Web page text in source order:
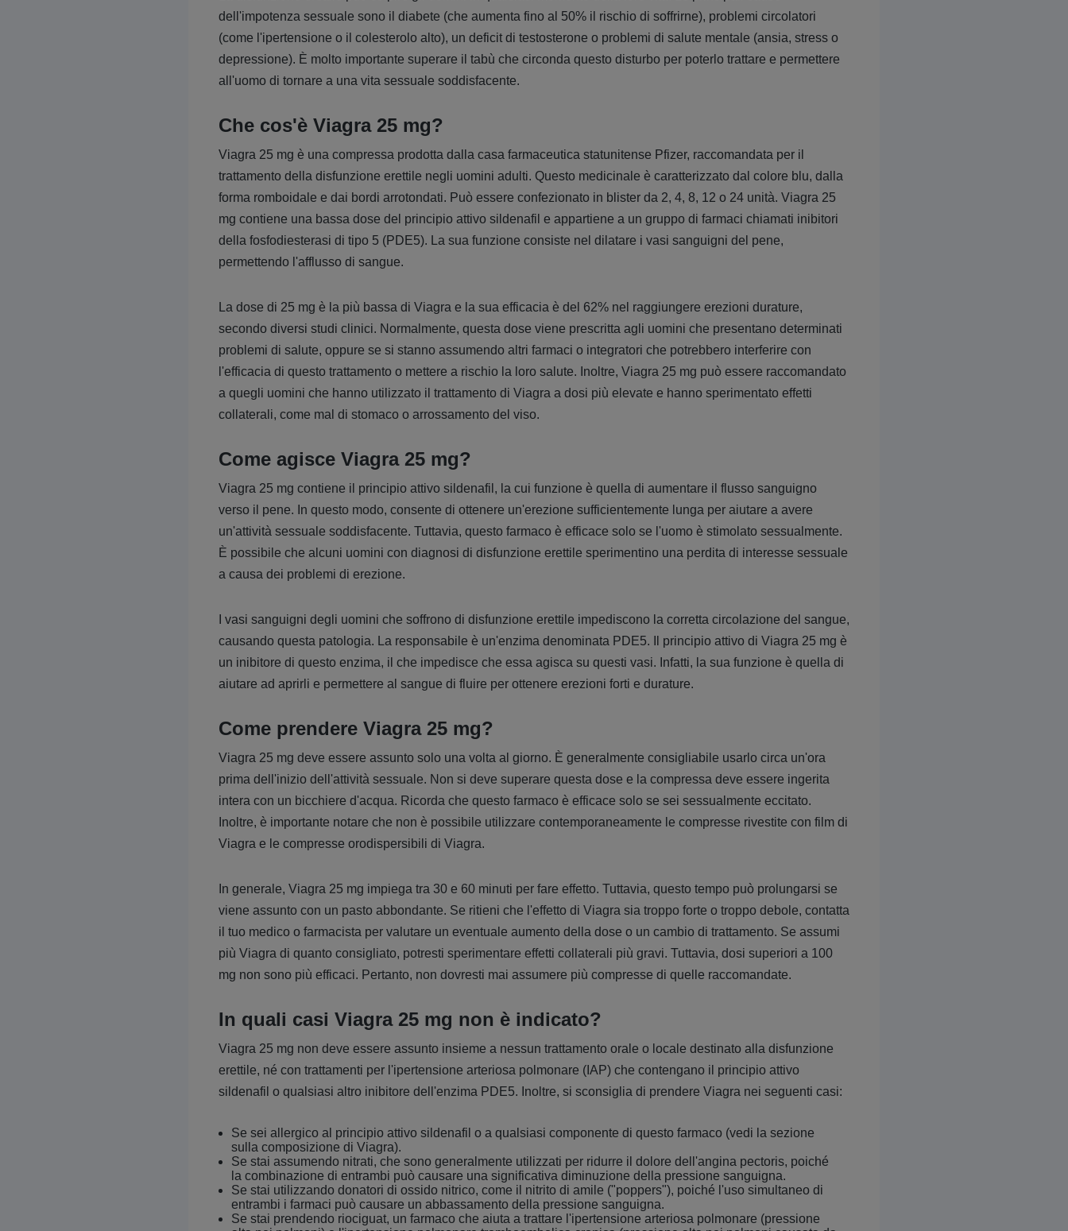
dell'impotenza sessuale sono il diabete (che aumenta fino al 50% il rischio di soffrirne), problemi circolatori
(come l'ipertensione o il colesterolo alto), un deficit di testosterone o problemi di salute mentale (ansia, stress o
depressione). È molto importante superare il tabù che circonda questo disturbo per poterlo trattare e permettere
all'uomo di tornare a una vita sessuale soddisfacente.
Che cos'è Viagra 25 mg?
Viagra 25 mg è una compressa prodotta dalla casa farmaceutica statunitense Pfizer, raccomandata per il
trattamento della disfunzione erettile negli uomini adulti. Questo medicinale è caratterizzato dal colore blu, dalla
forma romboidale e dai bordi arrotondati. Può essere confezionato in blister da 2, 4, 8, 12 o 24 unità. Viagra 25
mg contiene una bassa dose del principio attivo sildenafil e appartiene a un gruppo di farmaci chiamati inibitori
della fosfodiesterasi di tipo 5 (PDE5). La sua funzione consiste nel dilatare i vasi sanguigni del pene,
permettendo l'afflusso di sangue.
La dose di 25 mg è la più bassa di Viagra e la sua efficacia è del 62% nel raggiungere erezioni durature,
secondo diversi studi clinici. Normalmente, questa dose viene prescritta agli uomini che presentano determinati
problemi di salute, oppure se si stanno assumendo altri farmaci o integratori che potrebbero interferire con
l'efficacia di questo trattamento o mettere a rischio la loro salute. Inoltre, Viagra 25 mg può essere raccomandato
a quegli uomini che hanno utilizzato il trattamento di Viagra a dosi più elevate e hanno sperimentato effetti
collaterali, come mal di stomaco o arrossamento del viso.
Come agisce Viagra 25 mg?
Viagra 25 mg contiene il principio attivo sildenafil, la cui funzione è quella di aumentare il flusso sanguigno
verso il pene. In questo modo, consente di ottenere un'erezione sufficientemente lunga per aiutare a avere
un'attività sessuale soddisfacente. Tuttavia, questo farmaco è efficace solo se l'uomo è stimolato sessualmente.
È possibile che alcuni uomini con diagnosi di disfunzione erettile sperimentino una perdita di interesse sessuale
a causa dei problemi di erezione.
I vasi sanguigni degli uomini che soffrono di disfunzione erettile impediscono la corretta circolazione del sangue,
causando questa patologia. La responsabile è un'enzima denominata PDE5. Il principio attivo di Viagra 25 mg è
un inibitore di questo enzima, il che impedisce che essa agisca su questi vasi. Infatti, la sua funzione è quella di
aiutare ad aprirli e permettere al sangue di fluire per ottenere erezioni forti e durature.
Come prendere Viagra 25 mg?
Viagra 25 mg deve essere assunto solo una volta al giorno. È generalmente consigliabile usarlo circa un'ora
prima dell'inizio dell'attività sessuale. Non si deve superare questa dose e la compressa deve essere ingerita
intera con un bicchiere d'acqua. Ricorda che questo farmaco è efficace solo se sei sessualmente eccitato.
Inoltre, è importante notare che non è possibile utilizzare contemporaneamente le compresse rivestite con film di
Viagra e le compresse orodispersibili di Viagra.
In generale, Viagra 25 mg impiega tra 30 e 60 minuti per fare effetto. Tuttavia, questo tempo può prolungarsi se
viene assunto con un pasto abbondante. Se ritieni che l'effetto di Viagra sia troppo forte o troppo debole, contatta
il tuo medico o farmacista per valutare un eventuale aumento della dose o un cambio di trattamento. Se assumi
più Viagra di quanto consigliato, potresti sperimentare effetti collaterali più gravi. Tuttavia, dosi superiori a 100
mg non sono più efficaci. Pertanto, non dovresti mai assumere più compresse di quelle raccomandate.
In quali casi Viagra 25 mg non è indicato?
Viagra 25 mg non deve essere assunto insieme a nessun trattamento orale o locale destinato alla disfunzione
erettile, né con trattamenti per l'ipertensione arteriosa polmonare (IAP) che contengano il principio attivo
sildenafil o qualsiasi altro inibitore dell'enzima PDE5. Inoltre, si sconsiglia di prendere Viagra nei seguenti casi:
Se sei allergico al principio attivo sildenafil o a qualsiasi componente di questo farmaco (vedi la sezione
sulla composizione di Viagra).
Se stai assumendo nitrati, che sono generalmente utilizzati per ridurre il dolore dell'angina pectoris, poiché
la combinazione di entrambi può causare una significativa diminuzione della pressione sanguigna.
Se stai utilizzando donatori di ossido nitrico, come il nitrito di amile ("poppers"), poiché l'uso simultaneo di
entrambi i farmaci può causare un abbassamento della pressione sanguigna.
Se stai prendendo riociguat, un farmaco che aiuta a trattare l'ipertensione arteriosa polmonare (pressione